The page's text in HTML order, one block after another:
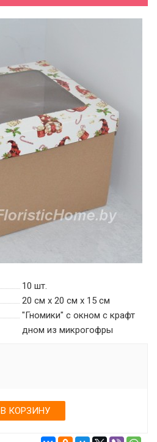
10 шт.
20 см х 20 см х 15 см
"Гномики" с окном c крафт
дном из микрогофры
В КОРЗИНУ